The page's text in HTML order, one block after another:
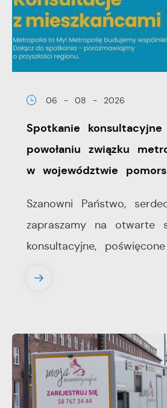
06 - 08 - 2026
Spotkanie konsultacyjne
powołaniu związku
w województwie
Szanowni Państwo,
zapraszamy na otwarte
konsultacyjne,